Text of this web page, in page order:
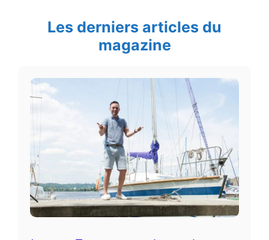
Les derniers articles du
magazine